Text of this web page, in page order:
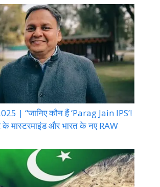
| “जानिए कौन हैं ‘Parag Jain IPS’!
मास्टरमाइंड और भारत के नए RAW